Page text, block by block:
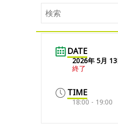
DATE
2026年 5月 13
終了
TIME
18:00 - 19:00